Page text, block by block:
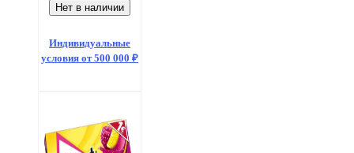
Нет в наличии
Индивидуальные
условия от 500 000 ₽